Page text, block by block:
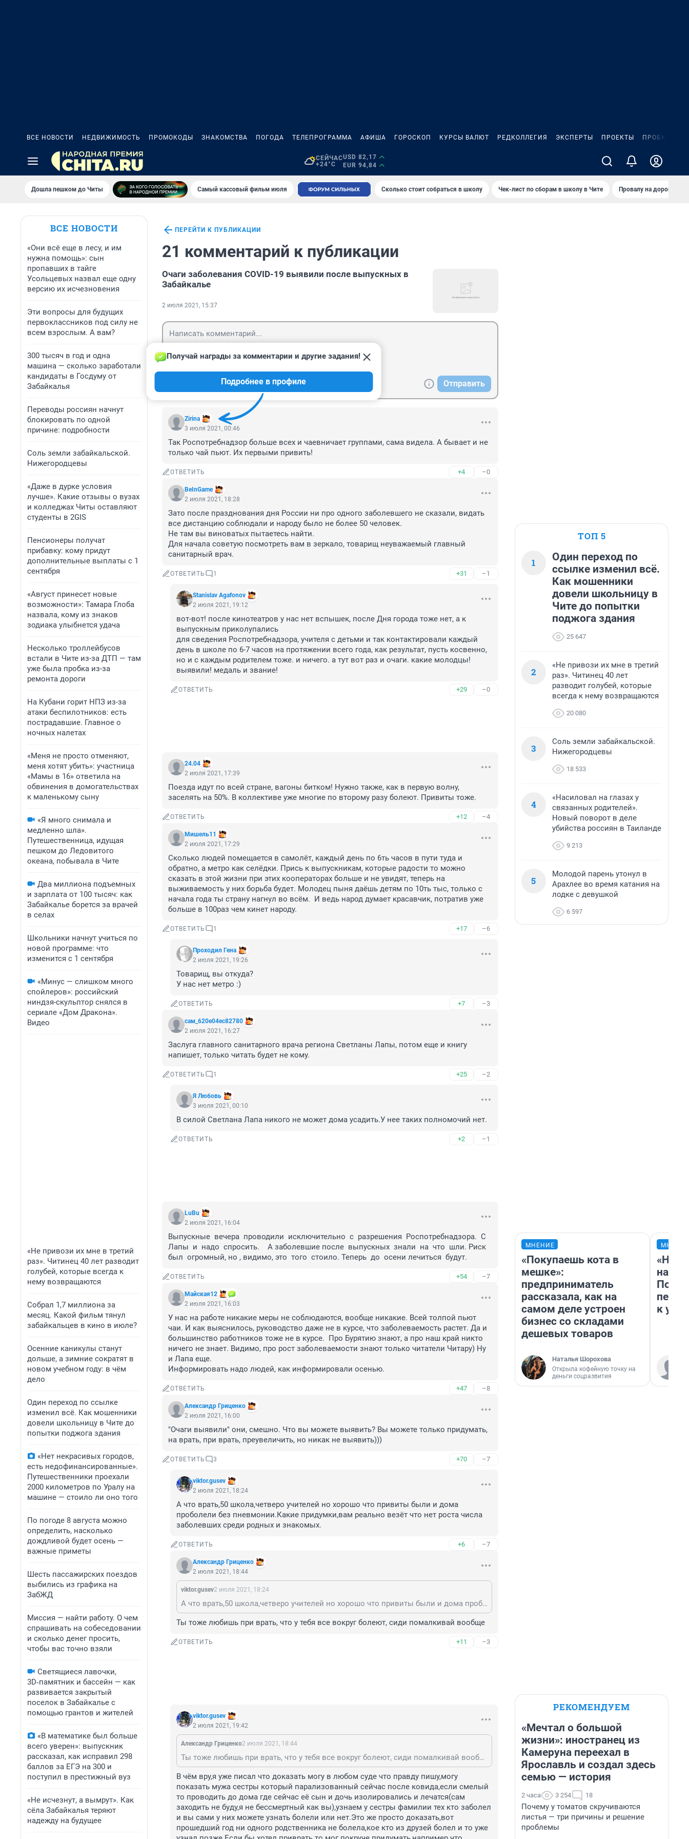
ВСЕ НОВОСТИ НЕДВИЖИМОСТЬ ПРОМОКОДЫ ЗНАКОМСТВА ПОГОДА ТЕЛЕПРОГРАММА АФИША ГОРОСКОП КУРСЫ ВАЛЮТ РЕДКОЛЛЕГИЯ ЭКСПЕРТЫ ПРОЕКТЫ ПРОБКИ
СЕЙЧАС
+24°C
USD 82,17
EUR 94,84
Дошла пешком до Читы Самый кассовый фильм июля Сколько стоит собраться в школу Чек-лист по сборам в школу в Чите Провалу на дороге
ВСЕ НОВОСТИ
«Они всё еще в лесу, и им
нужна помощь»: сын
пропавших в тайге
Усольцевых назвал еще одну
версию их исчезновения
Эти вопросы для будущих
первоклассников под силу не
всем взрослым. А вам?
300 тысяч в год и одна
машина — сколько заработали
кандидаты в Госдуму от
Забайкалья
Переводы россиян начнут
блокировать по одной
причине: подробности
Соль земли забайкальской.
Нижегородцевы
«Даже в дурке условия
лучше». Какие отзывы о вузах
и колледжах Читы оставляют
студенты в 2GIS
Пенсионеры получат
прибавку: кому придут
дополнительные выплаты с 1
сентября
«Август принесет новые
возможности»: Тамара Глоба
назвала, кому из знаков
зодиака улыбнется удача
Несколько троллейбусов
встали в Чите из-за ДТП — там
уже была пробка из-за
ремонта дороги
На Кубани горит НПЗ из-за
атаки беспилотников: есть
пострадавшие. Главное о
ночных налетах
«Меня не просто отменяют,
меня хотят убить»: участница
«Мамы в 16» ответила на
обвинения в домогательствах
к маленькому сыну
«Я много снимала и
медленно шла».
Путешественница, идущая
пешком до Ледовитого
океана, побывала в Чите
Два миллиона подъемных
и зарплата от 100 тысяч: как
Забайкалье борется за врачей
в селах
Школьники начнут учиться по
новой программе: что
изменится с 1 сентября
«Минус — слишком много
спойлеров»: российский
ниндзя-скульптор снялся в
сериале «Дом Дракона».
Видео
«Не привози их мне в третий
раз». Читинец 40 лет разводит
голубей, которые всегда к
нему возвращаются
Собрал 1,7 миллиона за
месяц. Какой фильм тянул
забайкальцев в кино в июле?
Осенние каникулы станут
дольше, а зимние сократят в
новом учебном году: в чём
дело
Один переход по ссылке
изменил всё. Как мошенники
довели школьницу в Чите до
попытки поджога здания
«Нет некрасивых городов,
есть недофинансированные».
Путешественники проехали
2000 километров по Уралу на
машине — стоило ли оно того
По погоде 8 августа можно
определить, насколько
дождливой будет осень —
важные приметы
Шесть пассажирских поездов
выбились из графика на
ЗабЖД
Миссия — найти работу. О чем
спрашивать на собеседовании
и сколько денег просить,
чтобы вас точно взяли
Светящиеся лавочки,
3D‑памятник и бассейн — как
развивается закрытый
поселок в Забайкалье с
помощью грантов и жителей
«В математике был больше
всего уверен»: выпускник
рассказал, как исправил 298
баллов за ЕГЭ на 300 и
поступил в престижный вуз
«Не исчезнут, а вымрут». Как
сёла Забайкалья теряют
надежду на будущее
ПЕРЕЙТИ К ПУБЛИКАЦИИ
21 комментарий к публикации
Очаги заболевания COVID-19 выявили после выпускных в
Забайкалье
2 июля 2021, 15:37
Отправить
Zirina
Получай награды за комментарии и другие задания!
Подробнее в профиле
3 июля 2021, 00:46
Так Роспотребнадзор больше всех и чаевничает группами, сама видела. А бывает и не
только чай пьют. Их первыми привить!
ОТВЕТИТЬ +4 –0
BeInGame
2 июля 2021, 18:28
Зато после празднования дня России ни про одного заболевшего не сказали, видать
все дистанцию соблюдали и народу было не более 50 человек.
Не там вы виноватых пытаетесь найти.
Для начала советую посмотреть вам в зеркало, товарищ неуважаемый главный
санитарный врач.
ОТВЕТИТЬ 1 +31 –1
Stanislav Agafonov
2 июля 2021, 19:12
вот-вот! после кинотеатров у нас нет вспышек, после Дня города тоже нет, а к
выпускным приколупались
для сведения Роспотребнадзора, учителя с детьми и так контактировали каждый
день в школе по 6-7 часов на протяжении всего года, как результат, пусть косвенно,
но и с каждым родителем тоже. и ничего. а тут вот раз и очаги. какие молодцы!
выявили! медаль и звание!
ОТВЕТИТЬ +29 –0
24.04
2 июля 2021, 17:39
Поезда идут по всей стране, вагоны битком! Нужно также, как в первую волну,
заселять на 50%. В коллективе уже многие по второму разу болеют. Привиты тоже.
ОТВЕТИТЬ +12 –4
Мишель11
2 июля 2021, 17:29
Сколько людей помещается в самолёт, каждый день по 6ть часов в пути туда и
обратно, а метро как селёдки. Прись к выпускникам, которые радости то можно
сказать в этой жизни при этих кооператорах больше и не увидят, теперь на
выживаемость у них борьба будет. Молодец пыня даёшь детям по 10ть тыс, только с
начала года ты страну нагнул во всём.  И ведь народ думает красавчик, потратив уже
больше в 100раз чем кинет народу.
ОТВЕТИТЬ 1 +17 –6
Проходил Гена
2 июля 2021, 19:26
Товарищ, вы откуда?
У нас нет метро :)
ОТВЕТИТЬ +7 –3
сам_620e04ec82780
2 июля 2021, 16:27
Заслуга главного санитарного врача региона Светланы Лапы, потом еще и книгу
напишет, только читать будет не кому.
ОТВЕТИТЬ 1 +25 –2
Я Любовь
3 июля 2021, 00:10
В силой Светлана Лапа никого не может дома усадить.У нее таких полномочий нет.
ОТВЕТИТЬ +2 –1
LuBu
2 июля 2021, 16:04
Выпускные  вечера  проводили  исключительно  с  разрешения  Роспотребнадзора.  С
Лапы  и  надо  спросить.    А заболевшие после  выпускных  знали  на  что  шли. Риск
был  огромный, но , видимо, это  того  стоило. Теперь  до  осени лечиться  будут.
ОТВЕТИТЬ +54 –7
Майская12
2 июля 2021, 16:03
У нас на работе никакие меры не соблюдаются, вообще никакие. Всей толпой пьют
чаи. И как выяснилось, руководство даже не в курсе, что заболеваемость растет. Да и
большинство работников тоже не в курсе.  Про Бурятию знают, а про наш край никто
ничего не знает. Видимо, про рост заболеваемости знают только читатели Читару) Ну
и Лапа еще.
Информировать надо людей, как информировали осенью.
ОТВЕТИТЬ +47 –8
Александр Гриценко
2 июля 2021, 16:00
"Очаги выявили" они, смешно. Что вы можете выявить? Вы можете только придумать,
на врать, при врать, преувеличить, но никак не выявить)))
ОТВЕТИТЬ 3 +70 –7
viktor.gusev
2 июля 2021, 18:24
А что врать,50 школа,четверо учителей но хорошо что привиты были и дома
проболели без пневмонии.Какие придумки,вам реально везёт что нет роста числа
заболевших среди родных и знакомых.
ОТВЕТИТЬ +6 –7
Александр Гриценко
2 июля 2021, 18:44
viktor.gusev2 июля 2021, 18:24
А что врать,50 школа,четверо учителей но хорошо что привиты были и дома проболели без пневмонии.Какие придумки,вам реально везёт что нет роста числа заболевших среди родных и знакомых.
Ты тоже любишь при врать, что у тебя все вокруг болеют, сиди помалкивай вообще
ОТВЕТИТЬ +11 –3
viktor.gusev
2 июля 2021, 19:42
Александр Гриценко2 июля 2021, 18:44
Ты тоже любишь при врать, что у тебя все вокруг болеют, сиди помалкивай вообще
В чём вру,я уже писал что доказать могу в любом суде что правду пишу,могу
показать мужа сестры который парализованный сейчас после ковида,если смелый
то проводить до дома где сейчас её сын и дочь изолировались и лечатся(сам
заходить не буду,я не бессмертный как вы),узнаем у сестры фамилии тех кто заболел
и вы сами у них можете узнать болели или нет.Это же просто доказать,вот
прошедший год ни одного родственника не болела,кое кто из друзей болел и то уже
ТОП 5
1
Один переход по
ссылке изменил всё.
Как мошенники
довели школьницу в
Чите до попытки
поджога здания
25 647
2
«Не привози их мне в третий
раз». Читинец 40 лет
разводит голубей, которые
всегда к нему возвращаются
20 080
3
Соль земли забайкальской.
Нижегородцевы
18 533
4
«Насиловал на глазах у
связанных родителей».
Новый поворот в деле
убийства россиян в Таиланде
9 213
5
Молодой парень утонул в
Арахлее во время катания на
лодке с девушкой
6 597
МНЕНИЕ
«Покупаешь кота в
мешке»:
предприниматель
рассказала, как на
самом деле устроен
бизнес со складами
дешевых товаров
Наталья Шорохова
Открыла кофейную точку на
деньги соцразвития
надо
к
РЕКОМЕНДУЕМ
«Мечтал о большой
жизни»: иностранец из
Камеруна переехал в
Ярославль и создал здесь
семью — история
2 часа 3 254 18
Почему у томатов скручиваются
листья — три причины и решение
проблемы